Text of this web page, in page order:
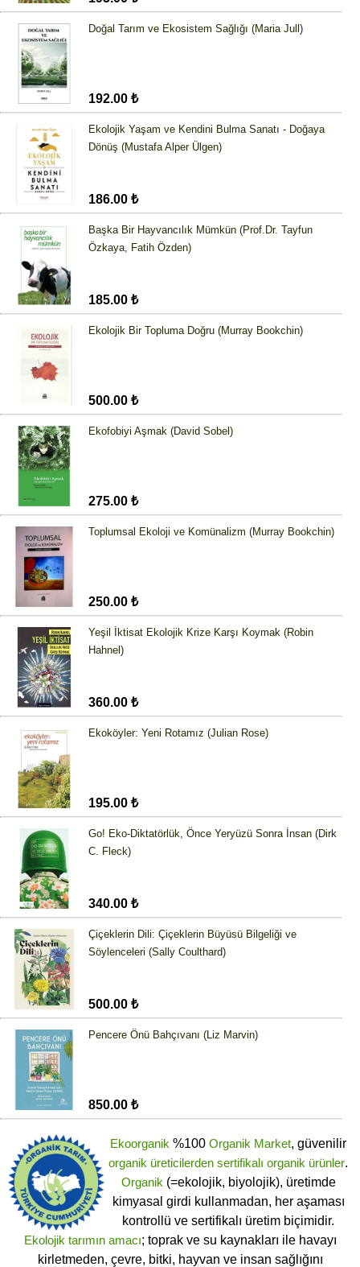
Doğal Tarım ve Ekosistem Sağlığı (Maria Jull)
192.00 ₺
Ekolojik Yaşam ve Kendini Bulma Sanatı - Doğaya
Dönüş (Mustafa Alper Ülgen)
186.00 ₺
Başka Bir Hayvancılık Mümkün (Prof.Dr. Tayfun
Özkaya, Fatih Özden)
185.00 ₺
Ekolojik Bir Topluma Doğru (Murray Bookchin)
500.00 ₺
Ekofobiyi Aşmak (David Sobel)
275.00 ₺
Toplumsal Ekoloji ve Komünalizm (Murray Bookchin)
250.00 ₺
Yeşil İktisat Ekolojik Krize Karşı Koymak (Robin
Hahnel)
360.00 ₺
Ekoköyler: Yeni Rotamız (Julian Rose)
195.00 ₺
Go! Eko-Diktatörlük, Önce Yeryüzü Sonra İnsan (Dirk
C. Fleck)
340.00 ₺
Çiçeklerin Dili: Çiçeklerin Büyüsü Bilgeliği ve
Söylenceleri (Sally Coulthard)
500.00 ₺
Pencere Önü Bahçıvanı (Liz Marvin)
850.00 ₺
Ekoorganik %100 Organik Market, güvenilir
organik üreticilerden sertifikalı organik ürünler.
Organik (=ekolojik, biyolojik), üretimde
kimyasal girdi kullanmadan, her aşaması
kontrollü ve sertifikalı üretim biçimidir.
Ekolojik tarımın amacı; toprak ve su kaynakları ile havayı
kirletmeden, çevre, bitki, hayvan ve insan sağlığını